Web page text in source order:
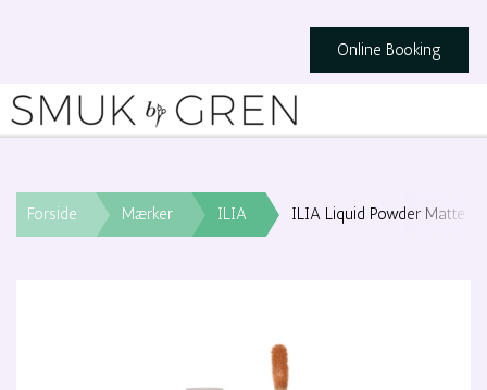
Online Booking
Forside Mærker ILIA ILIA Liquid Powder Matte